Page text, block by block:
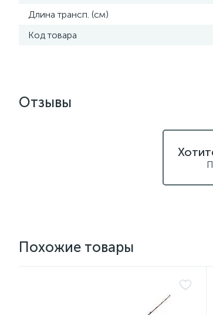
Длина трансп. (см)
Код товара
Отзывы
Похожие товары